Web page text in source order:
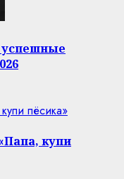
успешные
пёсика»
купи